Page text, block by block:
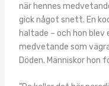
när hennes
gick något snett. En
haltade – och hon blev
medvetande som
Döden. Människor hon